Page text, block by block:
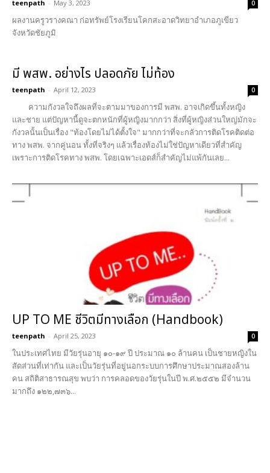
teenpath - May 3, 2023 0
ผลงานครูวรางคณา ก่อทรัพย์โรงเรียนโคกสะอาดวิทยาอำเภอภูเขียว
จังหวัดชัยภูมิ
มี พสพ. อย่างไร ปลอดภัย ไม่ท้อง
teenpath - April 12, 2023 0
ความกังวลใจถึงผลที่จะตามมาของการมี พสพ. อาจเกิดขึ้นทั้งหญิง
และชาย แต่ปัญหานี้ดูจะตกหนักที่ผู้หญิงมากกว่า สิ่งที่ผู้หญิงส่วนใหญ่มักจะ
กังวลนั้นเป็นเรื่อง "ท้องโดยไม่ได้ตั้งใจ" มากกว่าที่จะกลัวการติดโรคติดต่อ
ทาง พสพ. จากคู่นอน ทั้งที่จริงๆ แล้วเรื่องท้องไม่ใช่ปัญหาเดียวที่สำคัญ
เพราะการติดโรคทาง พสพ. โดยเฉพาะเอดส์ก็สำคัญไม่แพ้กันเลย...
UP TO ME ชีวิตมีทางเลือก (Handbook)
teenpath - April 25, 2023 0
ในประเทศไทย มีวัยรุ่นอายุ ๑๐-๑๙ ปี ประมาณ ๑๐ ล้านคน เป็นชายหญิงใน
สัดส่วนที่เท่ากัน และเป็นวัยรุ่นที่อยู่นอกระบบการศึกษาประมาณสองล้าน
คน สถิติสาธารณสุข พบว่า การคลอดของวัยรุ่นในปี พ.ศ.๒๕๕๒ มีจำนวน
มากถึง ๑๒๒,๗๓๖...